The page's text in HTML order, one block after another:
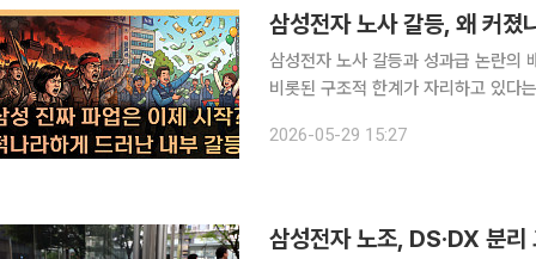
삼성전자 노사 갈등, 왜 커
삼성전자 노사 갈등과 성과급 논란의
비롯된 구조적 한계가 자리하고 있다
단이다. 본지 김지영 기자와 손윤
2026-05-29 15:27
삼성전자 노조, DS·DX 분